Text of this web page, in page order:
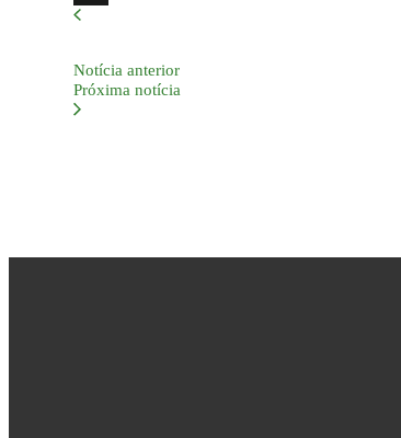
X
Notícia anterior
Próxima notícia